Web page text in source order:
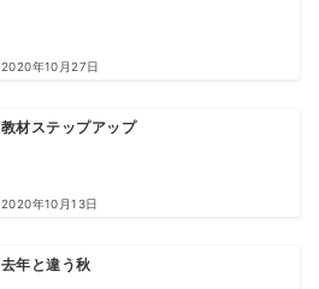
2020年10月27日
教材ステップアップ
2020年10月13日
去年と違う秋